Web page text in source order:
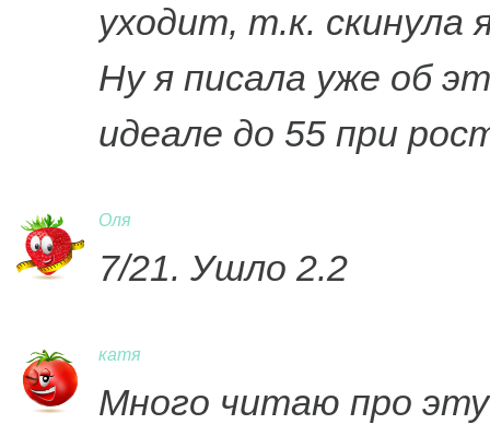
уходит, т.к. скинула
Ну я писала уже об
идеале до 55 при
Оля
7/21. Ушло 2.2
катя
Много читаю про